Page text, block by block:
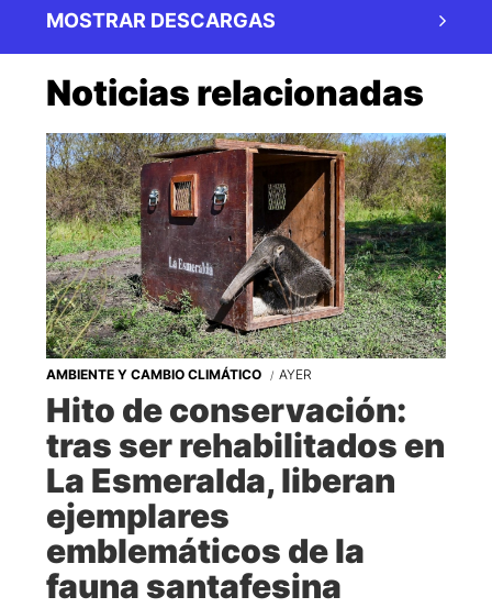
MOSTRAR DESCARGAS
Noticias relacionadas
AMBIENTE Y CAMBIO CLIMÁTICO AYER
Hito de conservación:
tras ser rehabilitados en
La Esmeralda, liberan
ejemplares
emblemáticos de la
fauna santafesina